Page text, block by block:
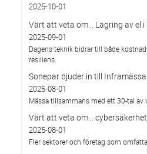
2025-10-01
Värt att veta om... Lagring av el i
2025-09-01
Dagens teknik bidrar till både
resiliens.
Sonepar bjuder in till
2025-08-01
Mässa tillsammans med ett 30-tal av
Värt att veta om...
2025-08-01
Fler sektorer och företag som